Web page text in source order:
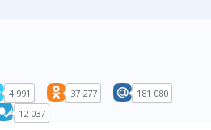
4 991 37 277
181 080
12 037